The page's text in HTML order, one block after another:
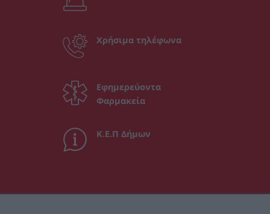
Χρήσιμα τηλέφωνα
Εφημερεύοντα
Φαρμακεία
Κ.Ε.Π Δήμων